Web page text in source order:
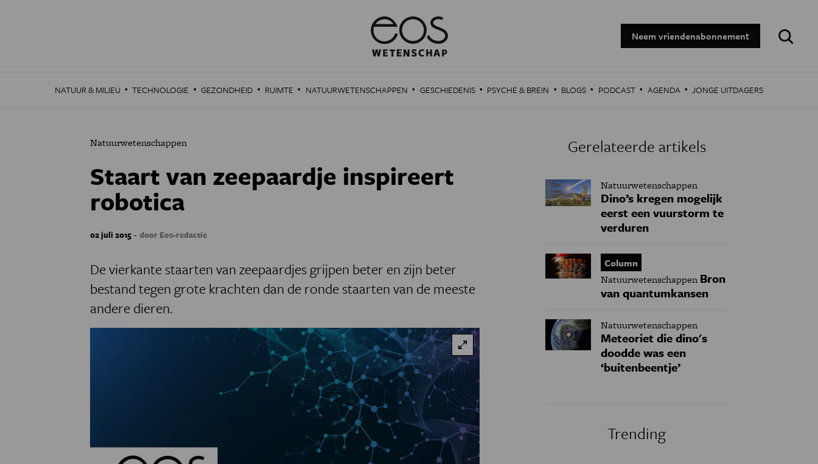
Neem vriendenabonnement
Zoeken:
NATUUR & MILIEU · TECHNOLOGIE · GEZONDHEID · RUIMTE · NATUURWETENSCHAPPEN · GESCHIEDENIS · PSYCHE & BREIN · BLOGS · PODCAST · AGENDA · JONGE UITDAGERS
Natuurwetenschappen
Staart van zeepaardje inspireert
robotica
02 juli 2015 - door Eos-redactie
De vierkante staarten van zeepaardjes grijpen beter en zijn beter
bestand tegen grote krachten dan de ronde staarten van de meeste
andere dieren.
Gerelateerde artikels
Natuurwetenschappen
Dino’s kregen mogelijk
eerst een vuurstorm te
verduren
Column
Natuurwetenschappen Bron
van quantumkansen
Natuurwetenschappen
Meteoriet die dino's
doodde was een
‘buitenbeentje’
Trending